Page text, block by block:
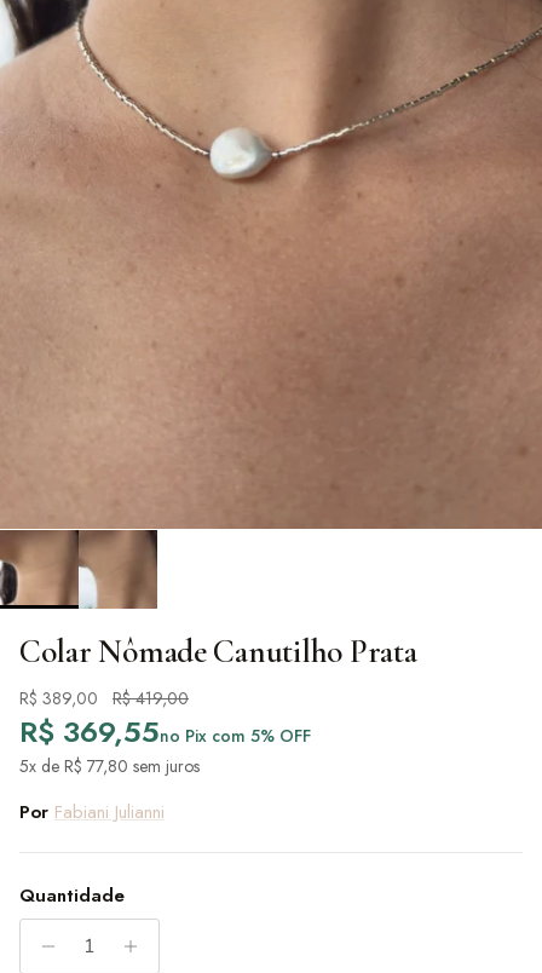
Colar Nômade Canutilho Prata
Preço de venda
R$ 389,00 Preço normal
R$ 419,00
R$ 369,55no Pix com 5% OFF
5x de R$ 77,80 sem juros
Por Fabiani Julianni
Quantidade